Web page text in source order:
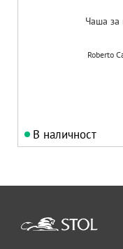
Чаша за
Roberto
В наличност